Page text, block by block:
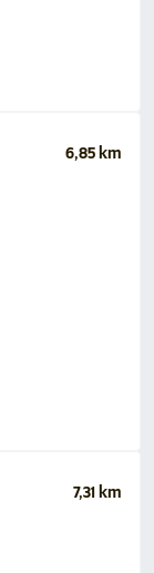
6,85 km
7,31 km